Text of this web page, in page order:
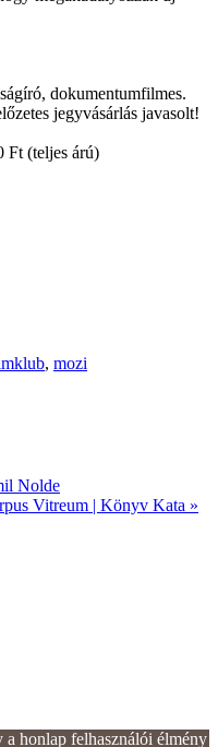
dokumentumfilmes.
jegyvásárlás javasolt!
Ft (teljes árú)
, mozi
Nolde
Vitreum | Könyv Kata »
honlap felhasználói élmény